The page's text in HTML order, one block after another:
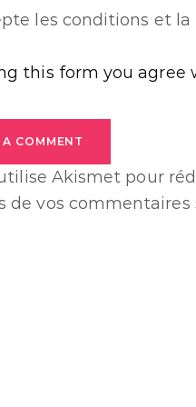
les conditions et
this form you
COMMENT
Akismet pour
de vos